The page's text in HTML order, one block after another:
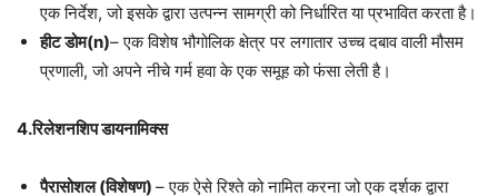
एक निर्देश, जो इसके द्वारा उत्पन्न सामग्री को निर्धारित या प्रभावित करता है।
हीट डोम(n)– एक विशेष भौगोलिक क्षेत्र पर लगातार उच्च दबाव वाली मौसम
प्रणाली, जो अपने नीचे गर्म हवा के एक समूह को फंसा लेती है।
4.रिलेशनशिप डायनामिक्स
पैरासोशल (विशेषण) – एक ऐसे रिश्ते को नामित करना जो एक दर्शक द्वारा